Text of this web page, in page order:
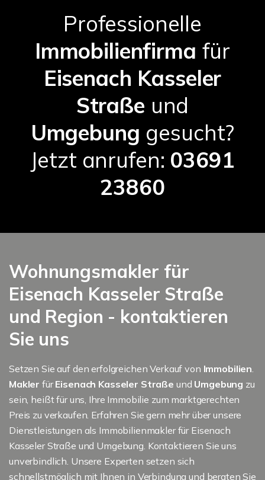
Professionelle
Immobilienfirma für
Eisenach Kasseler
Straße und
Umgebung gesucht?
Jetzt anrufen: 03691
23860
Wohnungsmakler für
Eisenach Kasseler Straße
und Region - kontaktieren
Sie uns
Setzen Sie auf den erfolgreichen Verkauf von Immobilien
Makler fürEisenach Kasseler Straße und Umgebung zu
sein, heißt für uns, Ihre Immobilie zum marktgerechten
Preis zu verkaufen. Erfahren Sie gern mehr über unsere
Dienstleistungen als Immobilienmakler für Eisenach
Kasseler Straße und Umgebung. Kontaktieren Sie uns
unverbindlich. Unsere Experten setzen sich
schnellstmöglich mit Ihnen in Verbindung und beraten Sie